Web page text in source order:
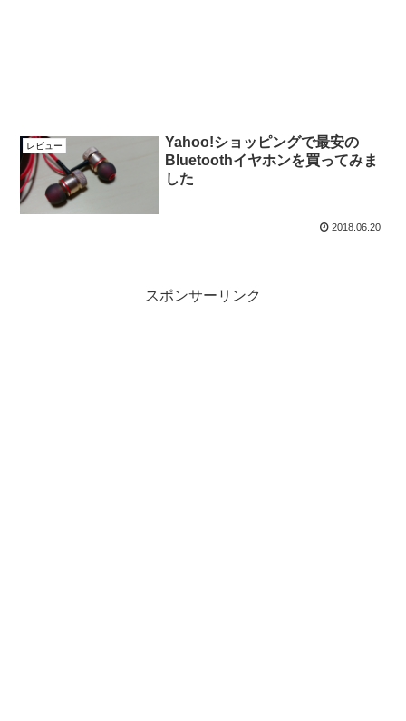
レビュー
Yahoo!ショッピングで最安の
Bluetoothイヤホンを買ってみま
した
2018.06.20
スポンサーリンク